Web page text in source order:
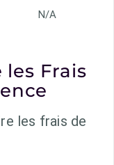
N/A
Frais
les frais de